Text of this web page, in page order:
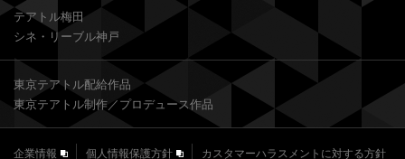
テアトル梅田
シネ・リーブル神戸
東京テアトル配給作品
東京テアトル制作／プロデュース作品
企業情報 個人情報保護方針 カスタマーハラスメントに対する方針